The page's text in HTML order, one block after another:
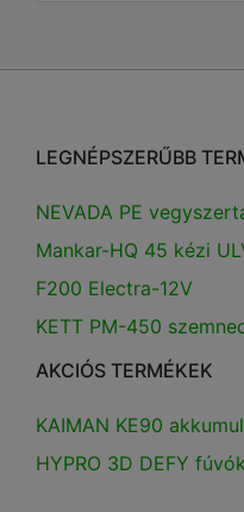
LEGNÉPSZERŰBB
NEVADA PE
Mankar-HQ 45 kézi
F200 Electra-12V
KETT PM-450
AKCIÓS TERMÉKEK
KAIMAN KE90
HYPRO 3D DEFY